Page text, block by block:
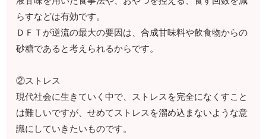
らすなどは有効です。
ＤＦＴが逆流の最大の要因は、合成甘味料や飲食物からの
砂糖であると考えられるからです。
②ストレス
現代社会に生きていく中で、ストレスを完全になくすこと
は難しいですが、せめてストレスを溜め込まないような意
識にしていきたいものです。